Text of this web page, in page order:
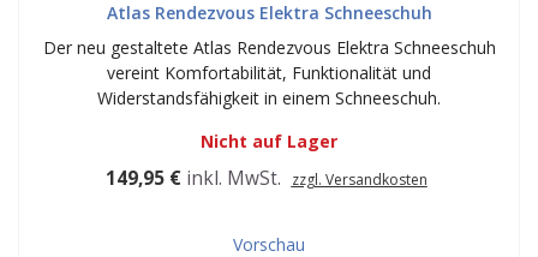
Atlas Rendezvous Elektra Schneeschuh
Der neu gestaltete Atlas Rendezvous Elektra Schneeschuh
vereint Komfortabilität, Funktionalität und
Widerstandsfähigkeit in einem Schneeschuh.
Nicht auf Lager
149,95 € inkl. MwSt. zzgl. Versandkosten
Vorschau